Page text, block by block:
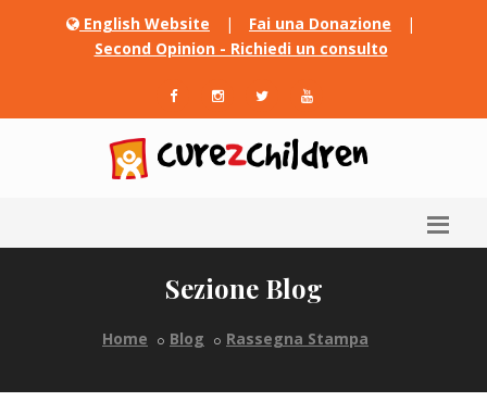
English Website | Fai una Donazione
|
Second Opinion - Richiedi un consulto
Sezione Blog
Home Blog Rassegna Stampa